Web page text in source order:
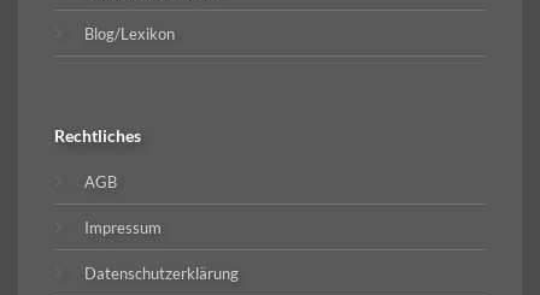
Blog/Lexikon
Rechtliches
AGB
Impressum
Datenschutzerklärung